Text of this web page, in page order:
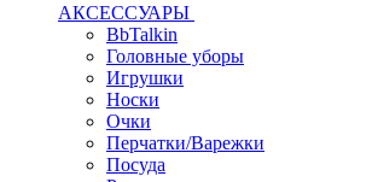
АКСЕССУАРЫ
BbTalkin
Головные уборы
Игрушки
Носки
Очки
Перчатки/Варежки
Посуда